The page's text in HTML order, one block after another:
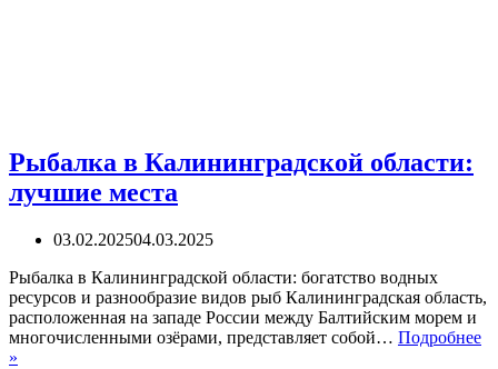
Рыбалка в Калининградской области:
лучшие места
03.02.202504.03.2025
Рыбалка в Калининградской области: богатство водных
ресурсов и разнообразие видов рыб Калининградская область,
расположенная на западе России между Балтийским морем и
многочисленными озёрами, представляет собой… Подробнее
»